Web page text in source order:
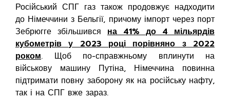
Російський СПГ газ також продовжує надходити
до Німеччини з Бельгії, причому імпорт через порт
Зебрюгге збільшився на 41% до 4 мільярдів
кубометрів у 2023 році порівняно з 2022
роком. Щоб по-справжньому вплинути на
військову машину Путіна, Німеччина повинна
підтримати повну заборону як на російську нафту,
так і на СПГ вже зараз.